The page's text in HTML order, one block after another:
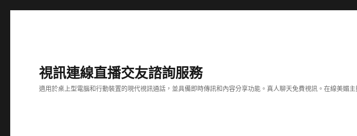
視訊連線直播交友諮詢服務
適用於桌上型電腦和行動裝置的現代視訊通話，並具備即時傳訊和內容分享功能。真人聊天免費視訊。在線美媚